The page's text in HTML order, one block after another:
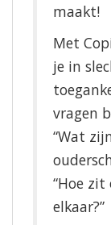
maakt!
Met
je in
vragen
“Wat
“Hoe
elkaar?”